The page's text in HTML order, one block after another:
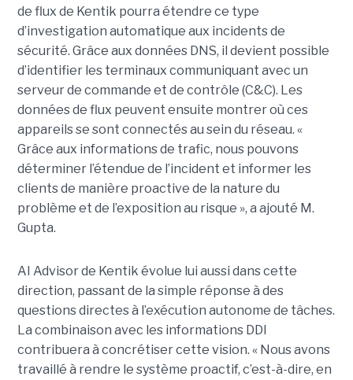
de flux de Kentik pourra étendre ce type
d’investigation automatique aux incidents de
sécurité. Grâce aux données DNS, il devient possible
d’identifier les terminaux communiquant avec un
serveur de commande et de contrôle (C&C). Les
données de flux peuvent ensuite montrer où ces
appareils se sont connectés au sein du réseau. «
Grâce aux informations de trafic, nous pouvons
déterminer l’étendue de l’incident et informer les
clients de manière proactive de la nature du
problème et de l’exposition au risque », a ajouté M.
Gupta.
AI Advisor de Kentik évolue lui aussi dans cette
direction, passant de la simple réponse à des
questions directes à l’exécution autonome de tâches.
La combinaison avec les informations DDI
contribuera à concrétiser cette vision. « Nous avons
travaillé à rendre le système proactif, c’est-à-dire, en